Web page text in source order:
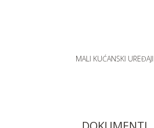
MALI KUĆANSKI UREĐAJI